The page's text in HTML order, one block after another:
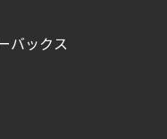
バックス